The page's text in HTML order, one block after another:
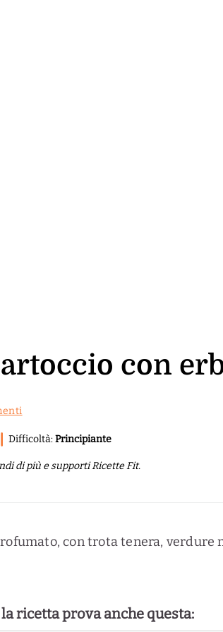
con
Difficoltà:Principiante
di più e supporti Ricette Fit.
con trota tenera,
ricetta prova anche questa: